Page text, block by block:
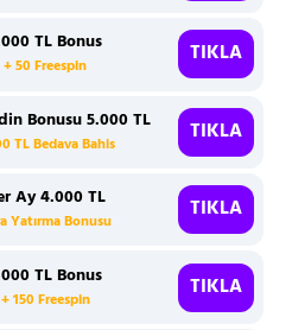
TL Bonus
+ 50 Freespin TIKLA
Bonusu 5.000 TL
TL Bedava Bahis TIKLA
Ay 4.000 TL
Yatırma Bonusu TIKLA
TL Bonus
+ 150 Freespin TIKLA